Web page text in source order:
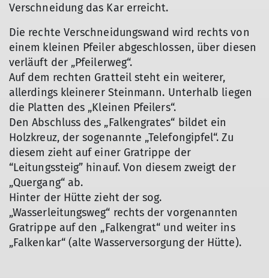
Verschneidung das Kar erreicht.
Die rechte Verschneidungswand wird rechts von
einem kleinen Pfeiler abgeschlossen, über diesen
verläuft der „Pfeilerweg“.
Auf dem rechten Gratteil steht ein weiterer,
allerdings kleinerer Steinmann. Unterhalb liegen
die Platten des „Kleinen Pfeilers“.
Den Abschluss des „Falkengrates“ bildet ein
Holzkreuz, der sogenannte „Telefongipfel“. Zu
diesem zieht auf einer Gratrippe der
“Leitungssteig” hinauf. Von diesem zweigt der
„Quergang“ ab.
Hinter der Hütte zieht der sog.
„Wasserleitungsweg“ rechts der vorgenannten
Gratrippe auf den „Falkengrat“ und weiter ins
„Falkenkar“ (alte Wasserversorgung der Hütte).